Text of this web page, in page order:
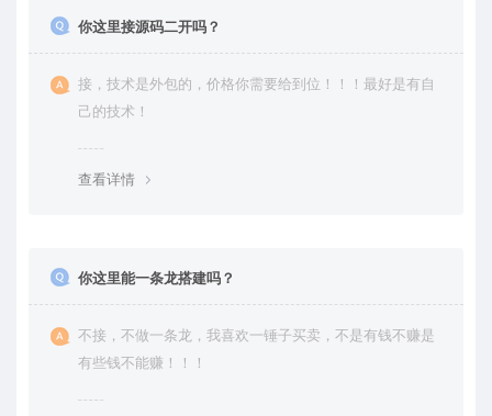
你这里接源码二开吗？
接，技术是外包的，价格你需要给到位！！！最好是有自
己的技术！
查看详情
你这里能一条龙搭建吗？
不接，不做一条龙，我喜欢一锤子买卖，不是有钱不赚是
有些钱不能赚！！！